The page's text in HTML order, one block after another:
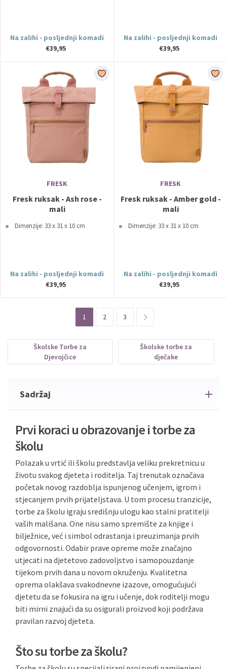
Na zalihi - posljednji komadi
€39,95
Na zalihi - posljednji komadi
€39,95
FRESK
Fresk ruksak - Ash rose -
mali
Dimenzije: 33 x 31 x 10 cm
Na zalihi - posljednji komadi
€39,95
FRESK
Fresk ruksak - Amber gold -
mali
Dimenzije: 33 x 31 x 10 cm
Na zalihi - posljednji komadi
€39,95
1 2 3
Školske Torbe za
Djevojčice
Školske torbe za
dječake
Sadržaj
Prvi koraci u obrazovanje i torbe za
školu
Polazak u vrtić ili školu predstavlja veliku prekretnicu u
životu svakog djeteta i roditelja. Taj trenutak označava
početak novog razdoblja ispunjenog učenjem, igrom i
stjecanjem prvih prijateljstava. U tom procesu tranzicije,
torbe za školu igraju središnju ulogu kao stalni pratitelji
vaših mališana. One nisu samo spremište za knjige i
bilježnice, već i simbol odrastanja i preuzimanja prvih
odgovornosti. Odabir prave opreme može značajno
utjecati na djetetovo zadovoljstvo i samopouzdanje
tijekom prvih dana u novom okruženju. Kvalitetna
oprema olakšava svakodnevne izazove, omogućujući
djetetu da se fokusira na igru i učenje, dok roditelji mogu
biti mirni znajući da su osigurali proizvod koji podržava
pravilan razvoj djeteta.
Što su torbe za školu?